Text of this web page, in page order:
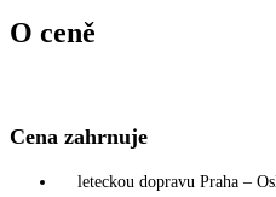
O ceně
Cena zahrnuje
leteckou dopravu Praha –